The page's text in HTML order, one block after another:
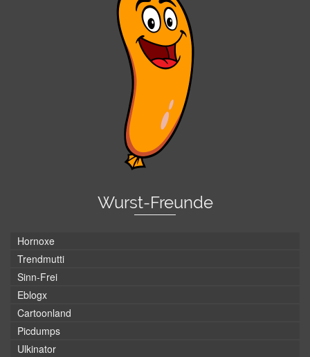
Wurst-Freunde
Hornoxe
Trendmutti
Sinn-Frei
Eblogx
Cartoonland
Picdumps
Ulkinator